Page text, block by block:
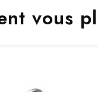
vous